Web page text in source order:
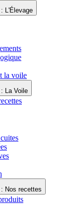
L'Élevage
la voile
La Voile
Nos recettes